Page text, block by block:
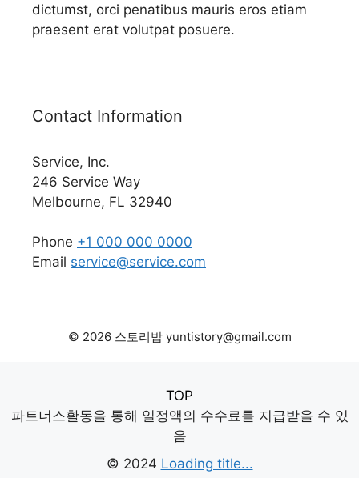
dictumst, orci penatibus mauris eros etiam
praesent erat volutpat posuere.
Contact Information
Service, Inc.
246 Service Way
Melbourne, FL 32940
Phone +1 000 000 0000
Email service@service.com
© 2026 스토리밥 yuntistory@gmail.com
TOP
파트너스활동을 통해 일정액의 수수료를 지급받을 수 있
음
© 2024 Loading title...